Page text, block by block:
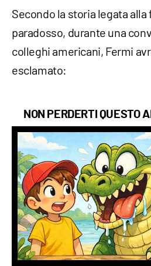
Secondo la storia legata
paradosso, durante una
colleghi americani, Fermi
esclamato:
NON PERDERTI QUESTO